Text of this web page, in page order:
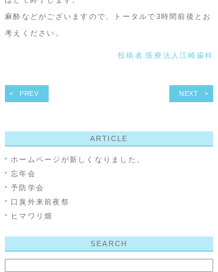
麻酔などがございますので、トータルで3時間前後とお
考えください。
投稿者: 医療法人江崎歯科
PREV NEXT
ARTICLE
ホームページが新しくなりました。
忘年会
予防学会
口臭外来前夜祭
ヒマワリ畑
SEARCH